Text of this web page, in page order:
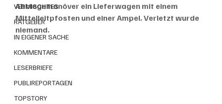
VERMISCHTES
RATGEBER
IN EIGENER SACHE
KOMMENTARE
LESERBRIEFE
PUBLIREPORTAGEN
TOPSTORY
Abbiegemanöver ein Lieferwagen mit einem
Mittelleitpfosten und einer Ampel. Verletzt wurde
niemand.